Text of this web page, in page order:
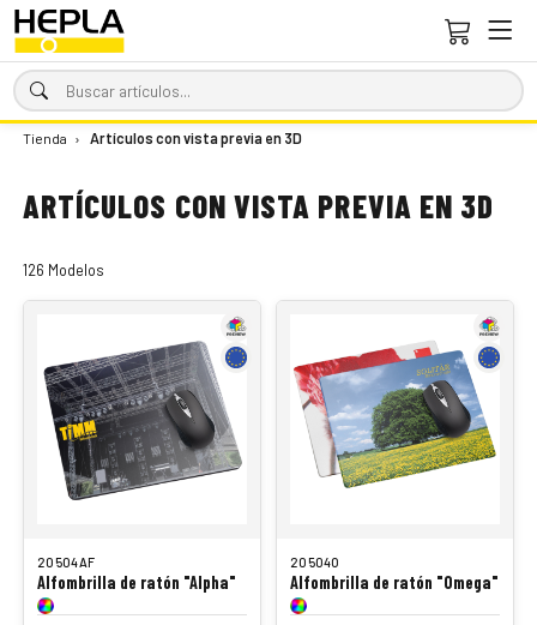
Tienda › Artículos con vista previa en 3D
ARTÍCULOS CON VISTA PREVIA EN 3D
126 Modelos
20504AF
Alfombrilla de ratón "Alpha"
20504O
Alfombrilla de ratón "Omega"